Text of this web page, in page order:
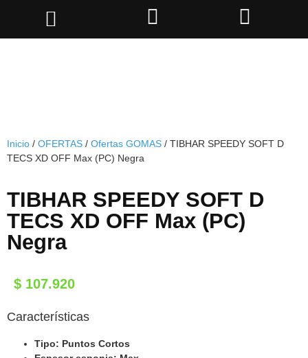
Inicio / OFERTAS / Ofertas GOMAS / TIBHAR SPEEDY SOFT D
TECS XD OFF Max (PC) Negra
TIBHAR SPEEDY SOFT D
TECS XD OFF Max (PC)
Negra
$ 107.920
Características
Tipo: Puntos Cortos